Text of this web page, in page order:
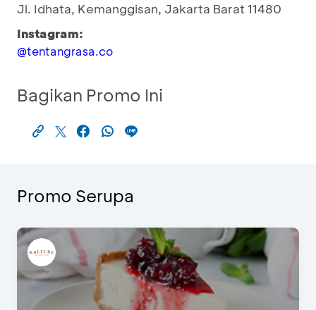
Jl. Idhata, Kemanggisan, Jakarta Barat 11480
Instagram:
@tentangrasa.co
Bagikan Promo Ini
Promo Serupa